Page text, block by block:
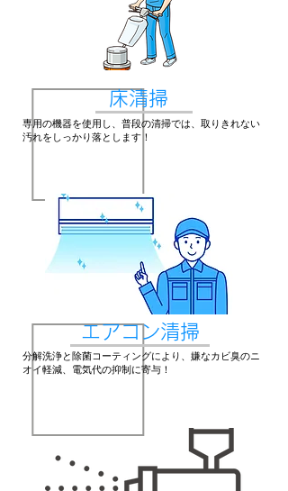
床清掃
​専用の機器を使用し、普段の清掃では、取りきれない
汚れをしっかり落とします！
エアコン清掃
​分解洗浄と除菌コーティングにより、嫌なカビ臭のニ
オイ軽減、電気代の抑制に寄与！